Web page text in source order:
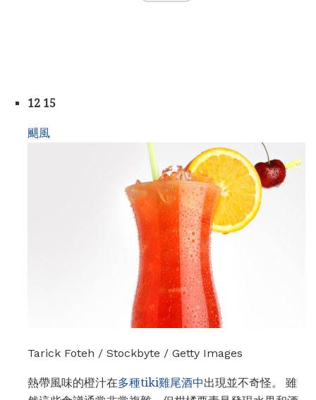
12 15
颶風
Tarick Foteh / Stockbyte / Getty Images
熱帶風味的橙汁在多種tiki雞尾酒中出現並不奇怪。 雖